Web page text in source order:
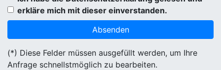
erkläre mich mit dieser einverstanden.
(*) Diese Felder müssen ausgefüllt werden, um Ihre
Anfrage schnellstmöglich zu bearbeiten.